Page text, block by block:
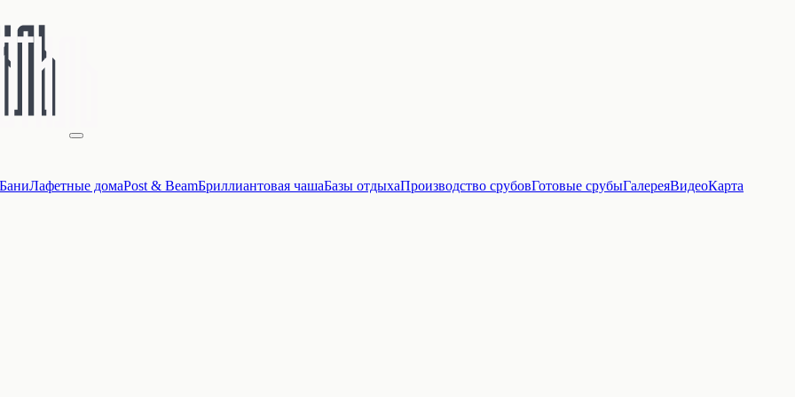
БаниЛафетные домаPost & BeamБриллиантовая чашаБазы отдыхаПроизводство срубовГотовые срубыГалереяВидеоКарта